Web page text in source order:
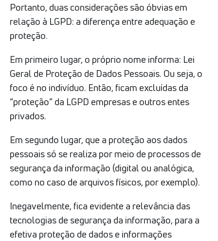
Portanto, duas considerações são óbvias em
relação à LGPD: a diferença entre adequação e
proteção.
Em primeiro lugar, o próprio nome informa: Lei
Geral de Proteção de Dados Pessoais. Ou seja, o
foco é no indivíduo. Então, ficam excluídas da
“proteção” da LGPD empresas e outros entes
privados.
Em segundo lugar, que a proteção aos dados
pessoais só se realiza por meio de processos de
segurança da informação (digital ou analógica,
como no caso de arquivos físicos, por exemplo).
Inegavelmente, fica evidente a relevância das
tecnologias de segurança da informação, para a
efetiva proteção de dados e informações